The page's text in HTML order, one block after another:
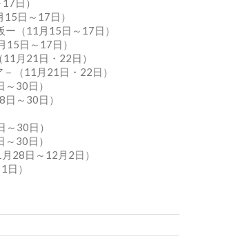
日）
日～17日）
（11月15日～17日）
15日～17日）
月21日・22日）
（11月21日・22日）
30日）
～30日）
30日）
30日）
28日～12月2日）
）